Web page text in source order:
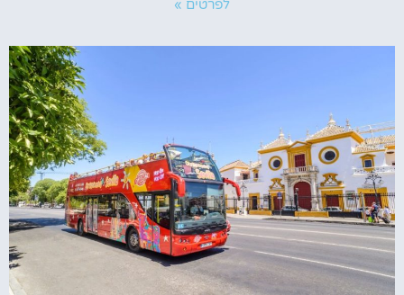
לפרטים »